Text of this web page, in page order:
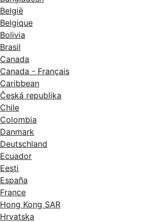
België
Belgique
Bolivia
Brasil
Canada
Canada - Français
Caribbean
Česká republika
Chile
Colombia
Danmark
Deutschland
Ecuador
Eesti
España
France
Hong Kong SAR
Hrvatska